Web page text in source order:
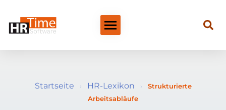
Startseite › HR-Lexikon ›
Strukturierte
Arbeitsabläufe